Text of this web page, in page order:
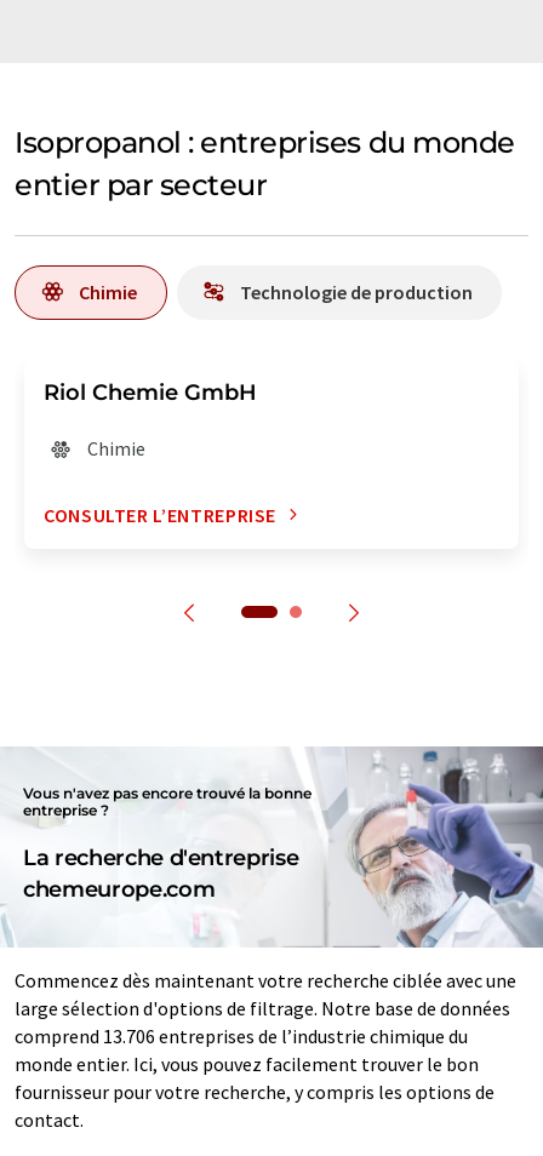
Isopropanol : entreprises du monde
entier par secteur
Chimie Technologie de production
Riol Chemie GmbH
Chimie
CONSULTER L’ENTREPRISE
Vous n'avez pas encore trouvé la bonne
entreprise ?
La recherche d'entreprise
chemeurope.com
Commencez dès maintenant votre recherche ciblée avec une
large sélection d'options de filtrage. Notre base de données
comprend 13.706 entreprises de l’industrie chimique du
monde entier. Ici, vous pouvez facilement trouver le bon
fournisseur pour votre recherche, y compris les options de
contact.